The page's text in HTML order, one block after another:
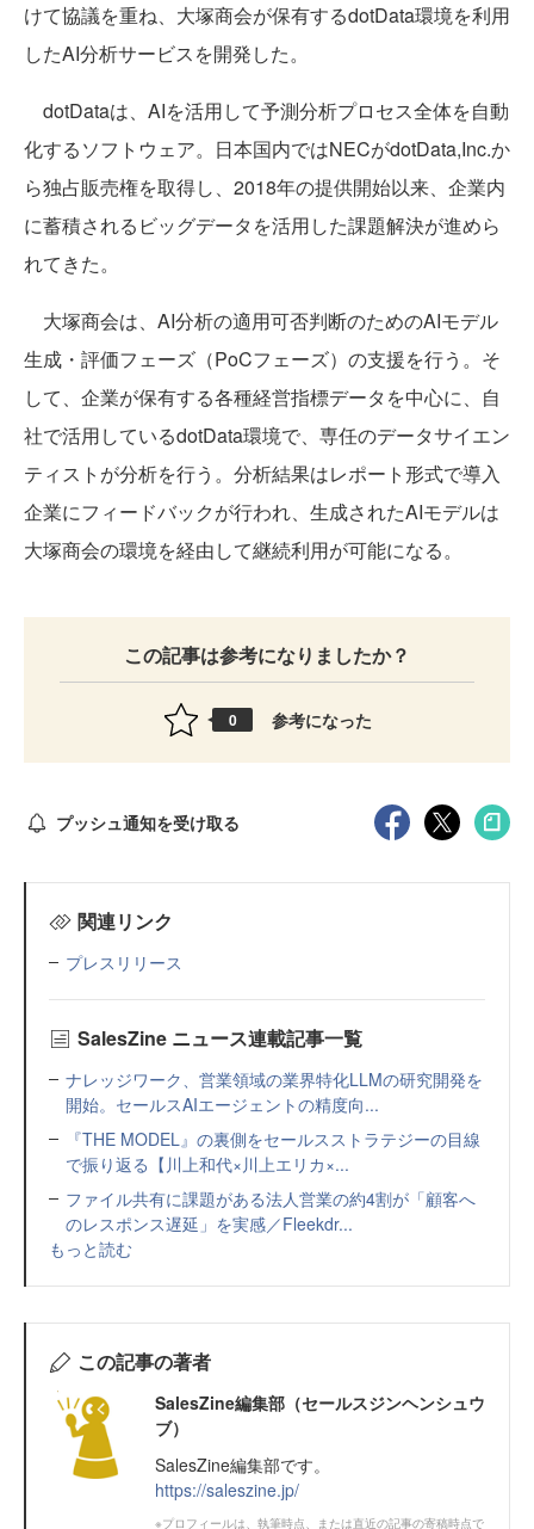
けて協議を重ね、大塚商会が保有するdotData環境を利用
したAI分析サービスを開発した。
dotDataは、AIを活用して予測分析プロセス全体を自動
化するソフトウェア。日本国内ではNECがdotData,Inc.か
ら独占販売権を取得し、2018年の提供開始以来、企業内
に蓄積されるビッグデータを活用した課題解決が進めら
れてきた。
大塚商会は、AI分析の適用可否判断のためのAIモデル
生成・評価フェーズ（PoCフェーズ）の支援を行う。そ
して、企業が保有する各種経営指標データを中心に、自
社で活用しているdotData環境で、専任のデータサイエン
ティストが分析を行う。分析結果はレポート形式で導入
企業にフィードバックが行われ、生成されたAIモデルは
大塚商会の環境を経由して継続利用が可能になる。
この記事は参考になりましたか？
0 参考になった
プッシュ通知を受け取る
関連リンク
プレスリリース
SalesZine ニュース連載記事一覧
ナレッジワーク、営業領域の業界特化LLMの研究開発を
開始。セールスAIエージェントの精度向...
『THE MODEL』の裏側をセールスストラテジーの目線
で振り返る【川上和代×川上エリカ×...
ファイル共有に課題がある法人営業の約4割が「顧客へ
のレスポンス遅延」を実感／Fleekdr...
もっと読む
この記事の著者
SalesZine編集部（セールスジンヘンシュウ
ブ）
SalesZine編集部です。
https://saleszine.jp/
※プロフィールは、執筆時点、または直近の記事の寄稿時点で